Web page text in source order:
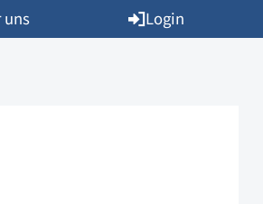
uns Login